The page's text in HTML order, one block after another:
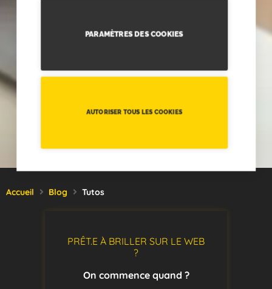
Accueil Blog Tutos
PRÊT.E À BRILLER SUR LE WEB
?
On commence quand ?
PARAMÈTRES DES COOKIES
AUTORISER TOUS LES COOKIES